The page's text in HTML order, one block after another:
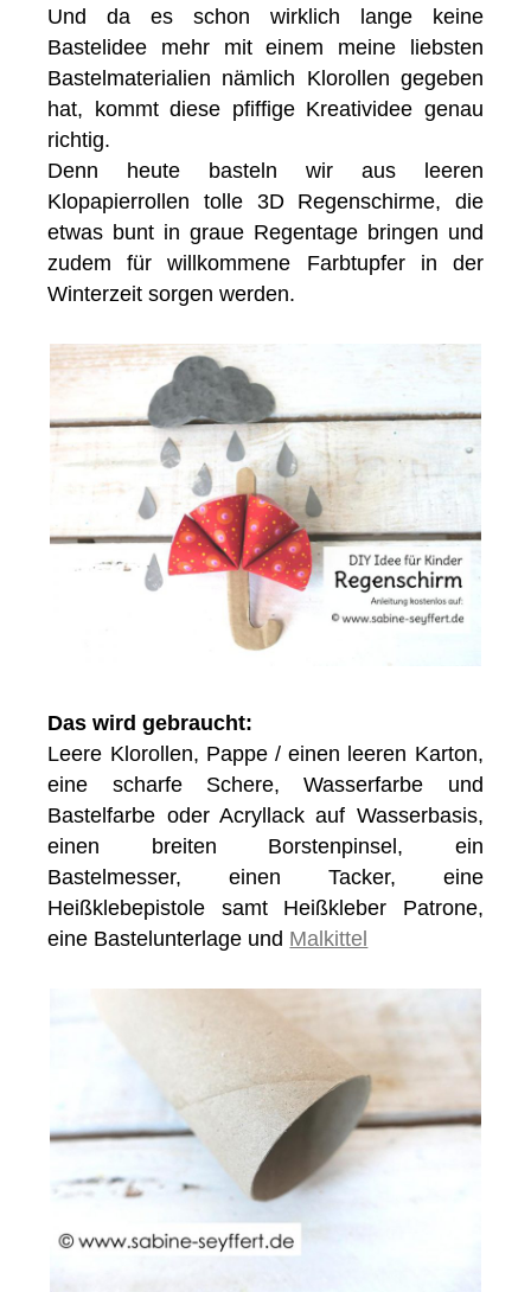
Und da es schon wirklich lange keine
Bastelidee mehr mit einem meine liebsten
Bastelmaterialien nämlich Klorollen gegeben
hat, kommt diese pfiffige Kreatividee genau
richtig.
Denn heute basteln wir aus leeren
Klopapierrollen tolle 3D Regenschirme, die
etwas bunt in graue Regentage bringen und
zudem für willkommene Farbtupfer in der
Winterzeit sorgen werden.
Das wird gebraucht:
Leere Klorollen, Pappe / einen leeren Karton,
eine scharfe Schere, Wasserfarbe und
Bastelfarbe oder Acryllack auf Wasserbasis,
einen breiten Borstenpinsel, ein
Bastelmesser, einen Tacker, eine
Heißklebepistole samt Heißkleber Patrone,
eine Bastelunterlage und Malkittel